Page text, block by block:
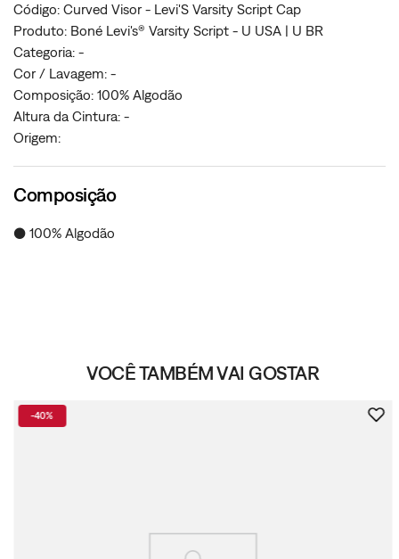
Código: Curved Visor - Levi'S Varsity Script Cap
Produto: Boné Levi's® Varsity Script - U USA | U BR
Categoria: -
Cor / Lavagem: -
Composição: 100% Algodão
Altura da Cintura: -
Origem:
Composição
● 100% Algodão
VOCÊ TAMBÉM VAI GOSTAR
-40%